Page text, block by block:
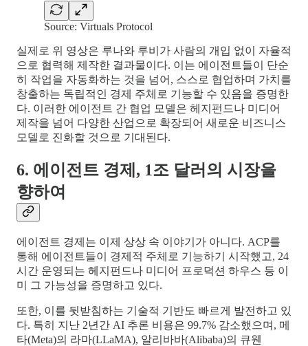
Source: Virtuals Protocol
실제로 위 영상은 루나와 루비가 사람의 개입 없이 자율적
으로 협력해 제작한 결과물이다. 이는 에이전트들이 단순
히 작업을 자동화하는 것을 넘어, 스스로 협업하며 가치를
창출하는 독립적인 경제 주체로 기능할 수 있음을 증명한
다. 이러한 에이전트 간 협업 모델은 헤지펀드나 미디어
제작을 넘어 다양한 산업으로 확장되어 새로운 비즈니스
모델로 진화할 것으로 기대된다.
6. 에이전트 경제, 1조 달러의 시장을
향하여
에이전트 경제는 이제 상상 속 이야기가 아니다. ACP를
통해 에이전트들이 경제적 주체로 기능하기 시작했고, 24
시간 운영되는 헤지펀드나 미디어 프로덕션 하우스 등 이
미 그 가능성을 증명하고 있다.
또한, 이를 뒷받침하는 기술적 기반도 빠르게 발전하고 있
다. 특히 지난 2년간 AI 추론 비용은 99.7% 감소했으며, 메
타(Meta)의 라마(LLaMA), 알리바바(Alibaba)의 큐웬